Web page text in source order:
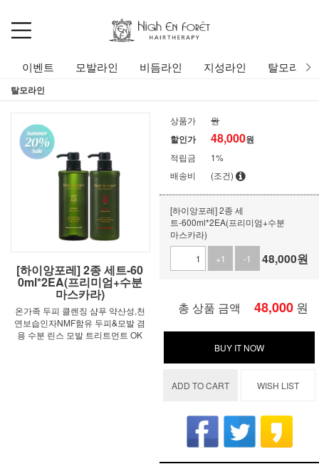
이벤트 모발라인 비듬라인 지성라인
탈모라인
탈모라인
[하이앙포레] 2종 세트-60
0ml*2EA(프리미엄+수분
마스카라)
온가족 두피 클렌징 샴푸 약산성,천
연보습인자NMF함유 두피&모발 겸
용 수분 린스 모발 트리트먼트 OK
상품가 원
할인가 48,000원
적립금
1%
배송비
(조건)
[하이앙포레] 2종 세
트-600ml*2EA(프리미엄+수분
마스카라)
+1
-1 48,000원
총 상품 금액 48,000 원
BUY IT NOW
ADD TO CART WISH LIST